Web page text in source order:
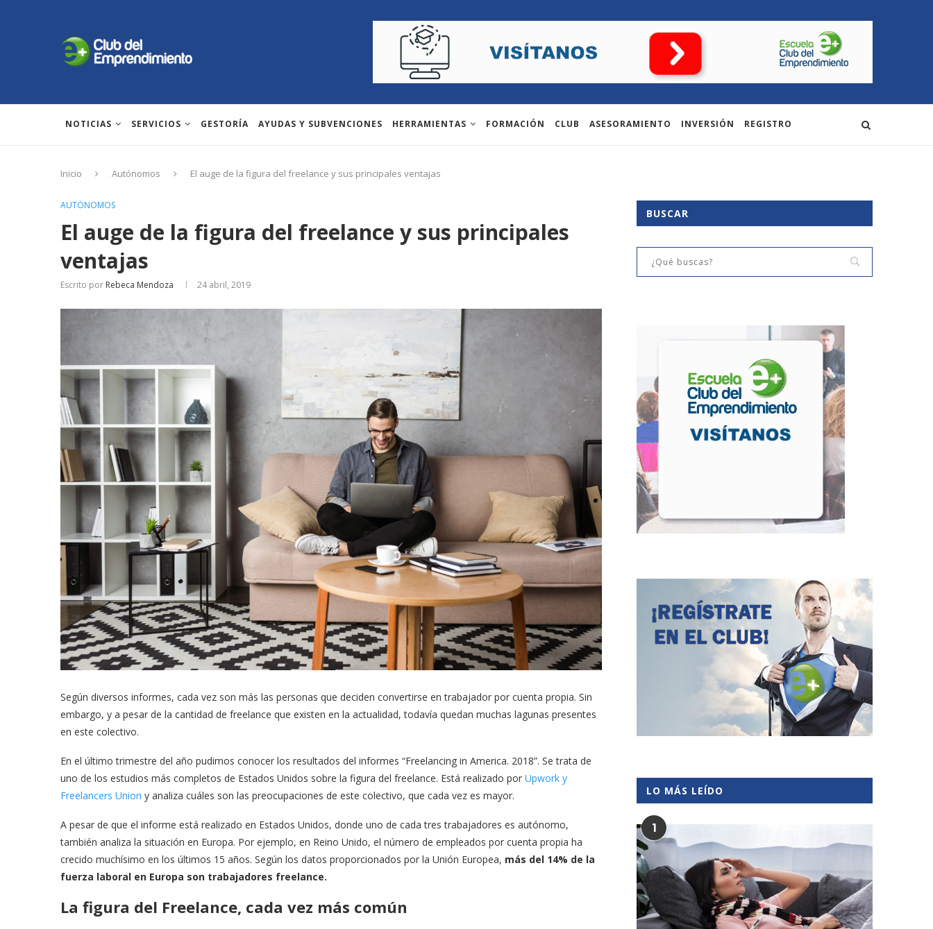
NOTICIAS SERVICIOS GESTORÍA AYUDAS Y SUBVENCIONES HERRAMIENTAS FORMACIÓN CLUB ASESORAMIENTO INVERSIÓN REGISTRO
Inicio Autónomos El auge de la figura del freelance y sus principales ventajas
AUTÓNOMOS
El auge de la figura del freelance y sus principales
ventajas
Escrito por Rebeca Mendoza 24 abril, 2019
Según diversos informes, cada vez son más las personas que deciden convertirse en trabajador por cuenta propia. Sin
embargo, y a pesar de la cantidad de freelance que existen en la actualidad, todavía quedan muchas lagunas presentes
en este colectivo.
En el último trimestre del año pudimos conocer los resultados del informes “Freelancing in America. 2018”. Se trata de
uno de los estudios más completos de Estados Unidos sobre la figura del freelance. Está realizado por Upwork y
Freelancers Union y analiza cuáles son las preocupaciones de este colectivo, que cada vez es mayor.
A pesar de que el informe está realizado en Estados Unidos, donde uno de cada tres trabajadores es autónomo,
también analiza la situación en Europa. Por ejemplo, en Reino Unido, el número de empleados por cuenta propia ha
crecido muchísimo en los últimos 15 años. Según los datos proporcionados por la Unión Europea, más del 14% de la
fuerza laboral en Europa son trabajadores freelance.
La figura del Freelance, cada vez más común
BUSCAR
LO MÁS LEÍDO
1